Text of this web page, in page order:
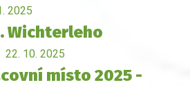
2025
Wichterleho
22. 10. 2025
místo 2025 -